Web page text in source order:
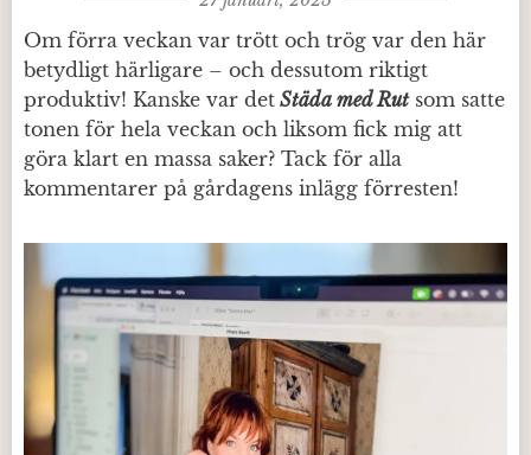
Om förra veckan var trött och trög var den här
betydligt härligare – och dessutom riktigt
produktiv! Kanske var det Städa med Rutsom satte
tonen för hela veckan och liksom fick mig att
göra klart en massa saker? Tack för alla
kommentarer på gårdagens inlägg förresten!